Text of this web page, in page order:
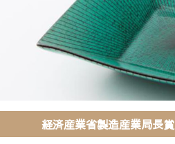
経済産業省製造産業局長賞